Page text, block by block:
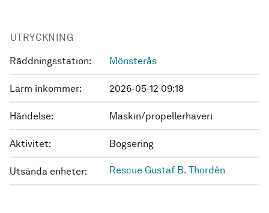
UTRYCKNING
Räddningsstation: Mönsterås
Larm inkommer: 2026-05-12 09:18
Händelse: Maskin/propellerhaveri
Aktivitet: Bogsering
Utsända enheter: Rescue Gustaf B. Thordén